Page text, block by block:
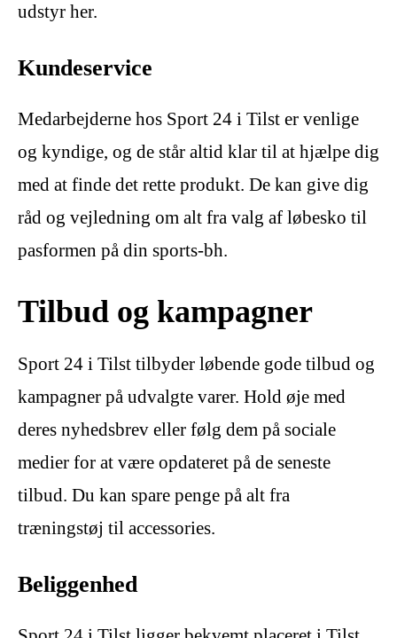
udstyr her.
Kundeservice
Medarbejderne hos Sport 24 i Tilst er venlige
og kyndige, og de står altid klar til at hjælpe dig
med at finde det rette produkt. De kan give dig
råd og vejledning om alt fra valg af løbesko til
pasformen på din sports-bh.
Tilbud og kampagner
Sport 24 i Tilst tilbyder løbende gode tilbud og
kampagner på udvalgte varer. Hold øje med
deres nyhedsbrev eller følg dem på sociale
medier for at være opdateret på de seneste
tilbud. Du kan spare penge på alt fra
træningstøj til accessories.
Beliggenhed